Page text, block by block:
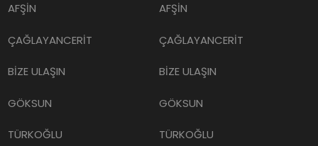
AFŞİN
ÇAĞLAYANCERİT
BİZE ULAŞIN
GÖKSUN
TÜRKOĞLU
AFŞİN
ÇAĞLAYANCERİT
BİZE ULAŞIN
GÖKSUN
TÜRKOĞLU